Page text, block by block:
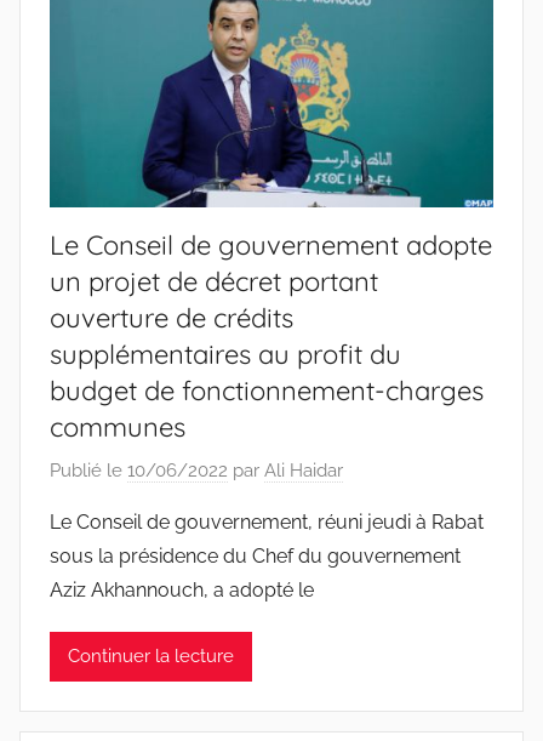
Le Conseil de gouvernement adopte
un projet de décret portant
ouverture de crédits
supplémentaires au profit du
budget de fonctionnement-charges
communes
Publié le 10/06/2022 par Ali Haidar
Le Conseil de gouvernement, réuni jeudi à Rabat
sous la présidence du Chef du gouvernement
Aziz Akhannouch, a adopté le
Continuer la lecture